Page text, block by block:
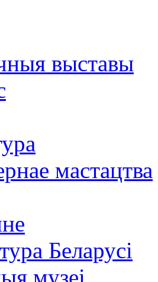
выставы
мастацтва
Беларусі